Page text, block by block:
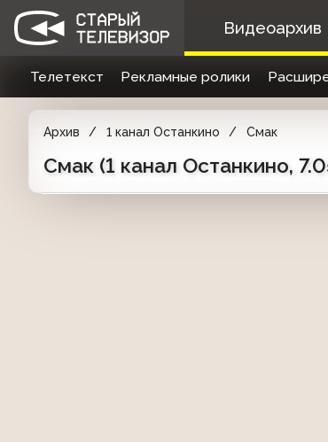
Видеоархив
Телетекст Рекламные ролики
Архив 1 канал Останкино Смак
Смак (1 канал Останкино,